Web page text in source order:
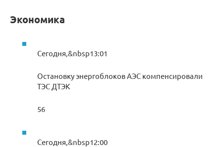
Экономика
Сегодня,&nbsp13:01
Остановку энергоблоков АЭС компенсировали
ТЭС ДТЭК
56
Сегодня,&nbsp12:00